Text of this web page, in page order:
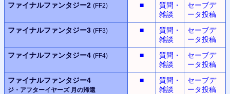
ファイナルファンタジー2 (FF2) ■
質問・
雑談
セーブデ
ータ投稿
ファイナルファンタジー3 (FF3) ■
質問・
雑談
セーブデ
ータ投稿
ファイナルファンタジー4 (FF4) ■
質問・
雑談
セーブデ
ータ投稿
ファイナルファンタジー4
ジ・アフターイヤーズ 月の帰還
■
質問・
雑談
セーブデ
ータ投稿